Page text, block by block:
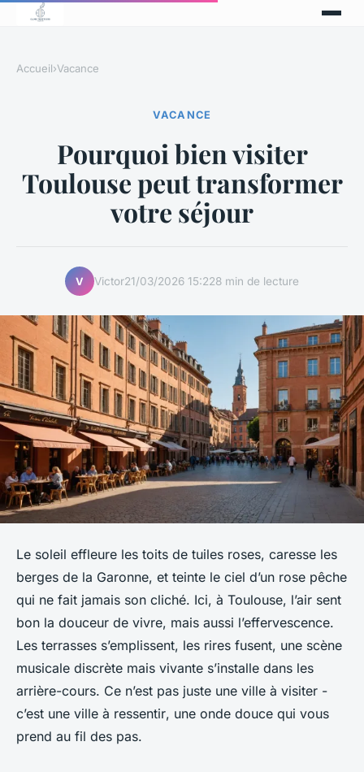
Accueil›Vacance
VACANCE
Pourquoi bien visiter
Toulouse peut transformer
votre séjour
V Victor21/03/2026 15:228 min de lecture
Le soleil effleure les toits de tuiles roses, caresse les
berges de la Garonne, et teinte le ciel d’un rose pêche
qui ne fait jamais son cliché. Ici, à Toulouse, l’air sent
bon la douceur de vivre, mais aussi l’effervescence.
Les terrasses s’emplissent, les rires fusent, une scène
musicale discrète mais vivante s’installe dans les
arrière-cours. Ce n’est pas juste une ville à visiter -
c’est une ville à ressentir, une onde douce qui vous
prend au fil des pas.